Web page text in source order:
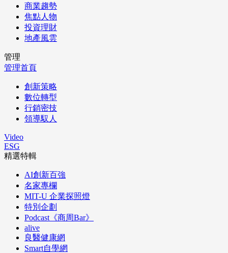
商業趨勢
焦點人物
投資理財
地產風雲
管理
管理首頁
創新策略
數位轉型
行銷密技
領導馭人
Video
ESG
精選特輯
AI創新百強
名家專欄
MIT-U 企業探照燈
特別企劃
Podcast《商周Bar》
alive
良醫健康網
Smart自學網